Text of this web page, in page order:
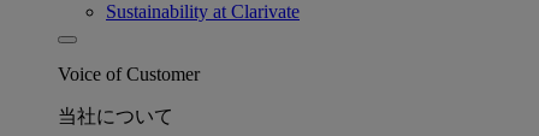
Sustainability at Clarivate
Voice of Customer
当社について